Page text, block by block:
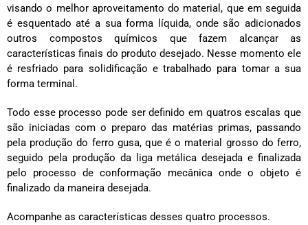
visando o melhor aproveitamento do material, que em seguida
é esquentado até a sua forma líquida, onde são adicionados
outros compostos químicos que fazem alcançar as
características finais do produto desejado. Nesse momento ele
é resfriado para solidificação e trabalhado para tomar a sua
forma terminal.
Todo esse processo pode ser definido em quatros escalas que
são iniciadas com o preparo das matérias primas, passando
pela produção do ferro gusa, que é o material grosso do ferro,
seguido pela produção da liga metálica desejada e finalizada
pelo processo de conformação mecânica onde o objeto é
finalizado da maneira desejada.
Acompanhe as características desses quatro processos.